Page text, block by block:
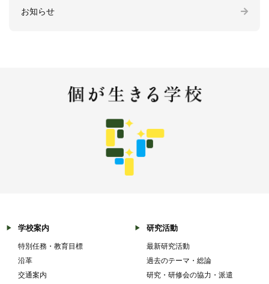
お知らせ
学校案内
特別任務・教育目標
沿革
交通案内
研究活動
最新研究活動
過去のテーマ・総論
研究・研修会の協力・派遣